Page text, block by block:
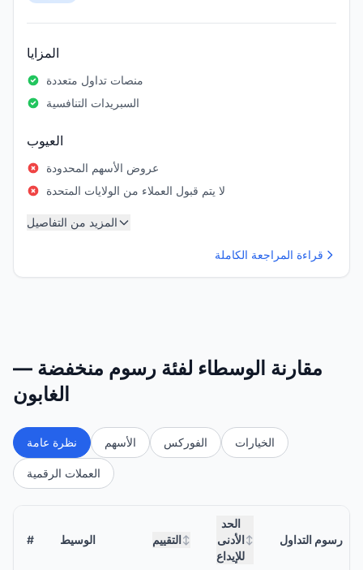
المزايا
منصات تداول متعددة
السبريدات التنافسية
العيوب
عروض الأسهم المحدودة
لا يتم قبول العملاء من الولايات المتحدة
المزيد من التفاصيل
قراءة المراجعة الكاملة
مقارنة الوسطاء لفئة رسوم منخفضة —
الغابون
نظرة عامة الأسهم الفوركس الخيارات
العملات الرقمية
# الوسيط التقييم ↕
الحد
الأدنى
للإيداع
↕ رسوم التداول